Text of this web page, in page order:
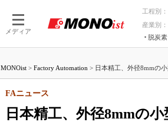
メディア
工程別：
産業別：
脱炭素
つながる工場AI×設備保全
MONOist > Factory Automation > 日本精工、外径8mmの
日本精工、外径8mmの
FAニュース